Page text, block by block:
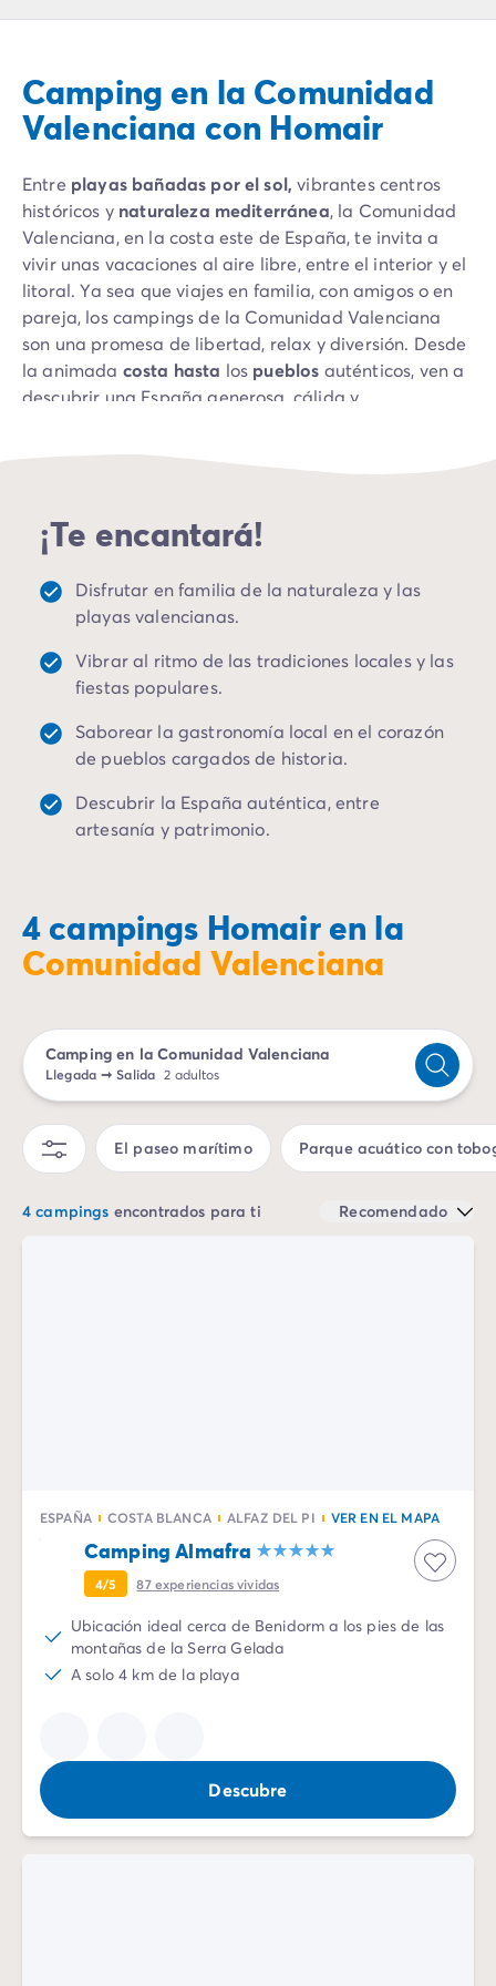
Camping Tarragona
Camping Comunidad Valenciana
Camping Costa Blanca
Camping Alicante
Camping Benidorm
Camping Costa de Azahar
Camping Peniscola
Camping Portugal
Camping Algarve
Camping Norte de Portugal
Camping Oporto
Camping Francia
Camping Dordoña - Périgord
Camping Biscarrosse
Camping Pirineos-Atlánticos
Camping Biarritz
Camping Bidart
Camping Córcega
Camping Grand Est
Camping Alsacia
Camping Languedoc-Rosellón
Camping Pirineos-Orientales
Camping Argelès sur Mer
Camping Normandía
Camping Charente Marítimo
Camping Italia
Camping Latium
Camping Roma
Camping Lombardía
Camping Lago de Guardia
Camping Lago Mayor
Camping Piamonte
Camping Véneto
Por tema
Camping 3 estrellas
Camping 4 estrellas
Camping a orillas del mar
Camping cerca de una magnífica ciudad
Camping con Club Junior
Camping con Mini Club
Camping con un bebé
Camping en familia
Camping en plena naturaleza
Camping que admite perros
Camping en la Comunidad
Valenciana con Homair
Entre playas bañadas por el sol, vibrantes centros
históricos y naturaleza mediterránea, la Comunidad
Valenciana, en la costa este de España, te invita a
vivir unas vacaciones al aire libre, entre el interior y el
litoral. Ya sea que viajes en familia, con amigos o en
pareja, los campings de la Comunidad Valenciana
son una promesa de libertad, relax y diversión. Desde
la animada costa hasta los pueblos auténticos, ven a
descubrir una España generosa, cálida y
¡Te encantará!
Disfrutar en familia de la naturaleza y las
playas valencianas.
Vibrar al ritmo de las tradiciones locales y las
fiestas populares.
Saborear la gastronomía local en el corazón
de pueblos cargados de historia.
Descubrir la España auténtica, entre
artesanía y patrimonio.
4 campings Homair en la
Comunidad Valenciana
Camping en la Comunidad Valenciana
Llegada ➞ Salida 2 adultos
El paseo marítimo Parque acuático con
4 campings encontrados para ti Recomendado
ESPAÑA COSTA BLANCA ALFAZ DEL PI VER EN EL MAPA
Camping Almafra
4/5 87experiencias vividas
Ubicación ideal cerca de Benidorm a los pies de las
montañas de la Serra Gelada
A solo 4 km de la playa
Descubre